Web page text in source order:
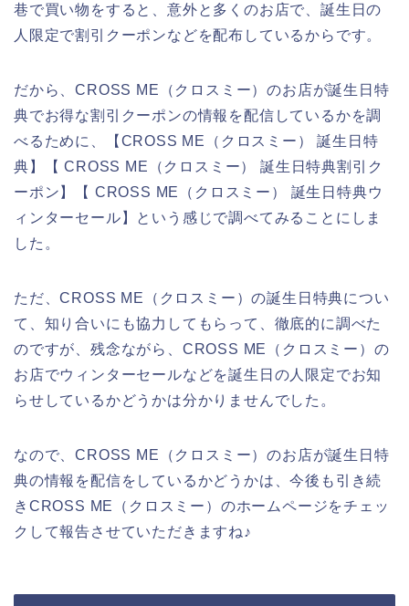
巷で買い物をすると、意外と多くのお店で、誕生日の
人限定で割引クーポンなどを配布しているからです。
だから、CROSS ME（クロスミー）のお店が誕生日特
典でお得な割引クーポンの情報を配信しているかを調
べるために、【CROSS ME（クロスミー） 誕生日特
典】【 CROSS ME（クロスミー） 誕生日特典割引ク
ーポン】【 CROSS ME（クロスミー） 誕生日特典ウ
ィンターセール】という感じで調べてみることにしま
した。
ただ、CROSS ME（クロスミー）の誕生日特典につい
て、知り合いにも協力してもらって、徹底的に調べた
のですが、残念ながら、CROSS ME（クロスミー）の
お店でウィンターセールなどを誕生日の人限定でお知
らせしているかどうかは分かりませんでした。
なので、CROSS ME（クロスミー）のお店が誕生日特
典の情報を配信をしているかどうかは、今後も引き続
きCROSS ME（クロスミー）のホームページをチェッ
クして報告させていただきますね♪